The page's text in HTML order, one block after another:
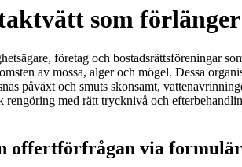
som
företag och bostadsrättsföreningar
av mossa, alger och mögel. Dessa
påväxt och smuts skonsamt,
med rätt trycknivå och
offertförfrågan via